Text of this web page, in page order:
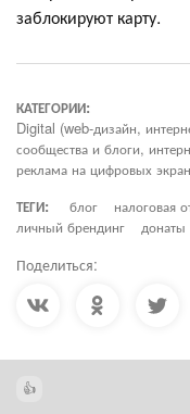
заблокируют карту.
КАТЕГОРИИ:
Digital (web-дизайн,
сообщества и блоги,
реклама на цифровых
ТЕГИ:
блог налоговая
личный брендинг
донаты
Поделиться: